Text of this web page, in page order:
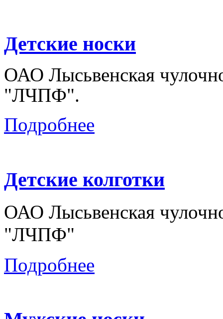
Детские носки
ОАО Лысьвенская
"ЛЧПФ".
Подробнее
Детские колготки
ОАО Лысьвенская
"ЛЧПФ"
Подробнее